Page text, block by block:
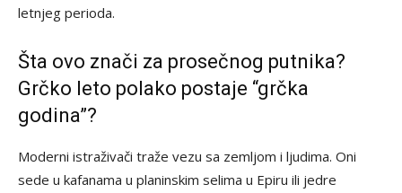
letnjeg perioda.
Šta ovo znači za prosečnog putnika?
Grčko leto polako postaje “grčka
godina”?
Moderni istraživači traže vezu sa zemljom i ljudima. Oni
sede u kafanama u planinskim selima u Epiru ili jedre